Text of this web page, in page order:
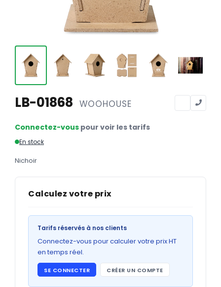
Calendriers bancaires
Tête de lettre
Enveloppes
Sous-mains
Chemises
GRAND FORMAT
Abribus
LB-01868 WOOHOUSE
Connectez-vous pour voir les tarifs
En stock
Nichoir
Calculez votre prix
Tarifs réservés à nos clients
Connectez-vous pour calculer votre prix HT
en temps réel.
SE CONNECTER CRÉER UN COMPTE